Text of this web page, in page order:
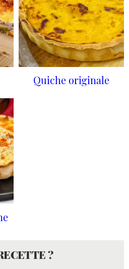
Quiche originale
?